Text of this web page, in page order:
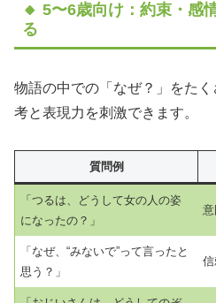
🔸 5〜6歳向け：約束・感
る
物語の中での「なぜ？」をた
考と表現力を刺激できます。
質問例
「つるは、どうして女の人の姿
になったの？」
「なぜ、“みないで”って言ったと
思う？」